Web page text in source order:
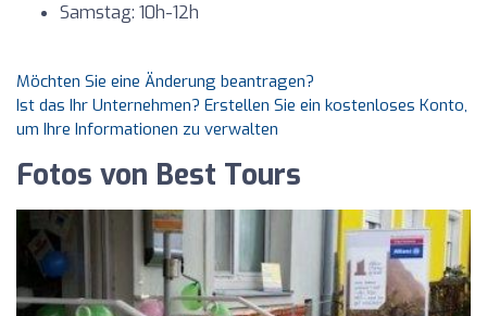
Samstag: 10h-12h
Möchten Sie eine Änderung beantragen?
Ist das Ihr Unternehmen? Erstellen Sie ein kostenloses Konto,
um Ihre Informationen zu verwalten
Fotos von Best Tours